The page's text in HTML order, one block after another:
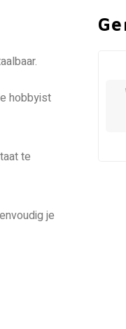
hobbyist
te
je